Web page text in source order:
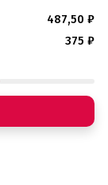
487,50 ₽
375 ₽